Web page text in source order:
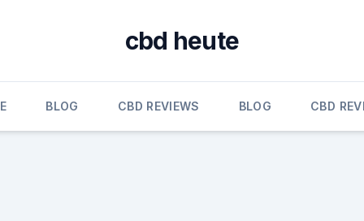
cbd heute
BLOG CBD REVIEWS BLOG CBD